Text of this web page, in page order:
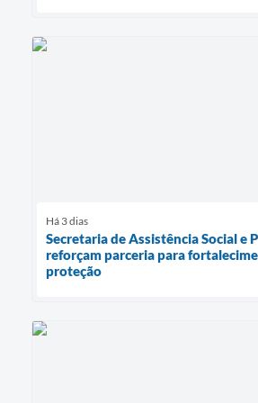
Há 3 dias
Secretaria de Assistência Social e
reforçam parceria para
proteção